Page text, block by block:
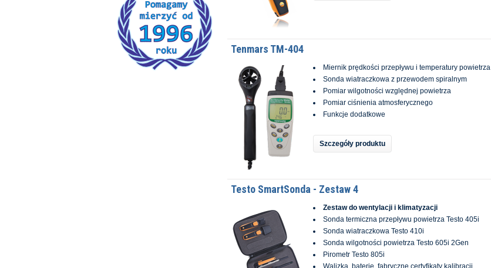
Tenmars TM-404
Miernik prędkości przepływu i temperatury powietrza
Sonda wiatraczkowa z przewodem spiralnym
Pomiar wilgotności względnej powietrza
Pomiar ciśnienia atmosferycznego
Funkcje dodatkowe
Szczegóły produktu
Testo SmartSonda - Zestaw 4
Zestaw do wentylacji i klimatyzacji
Sonda termiczna przepływu powietrza Testo 405i
Sonda wiatraczkowa Testo 410i
Sonda wilgotności powietrza Testo 605i 2Gen
Pirometr Testo 805i
Walizka, baterie, fabryczne certyfikaty kalibracji